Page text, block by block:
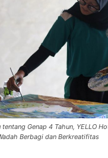
Genap 4 Tahun, YELLO
Berbagi dan Berkreatifitas